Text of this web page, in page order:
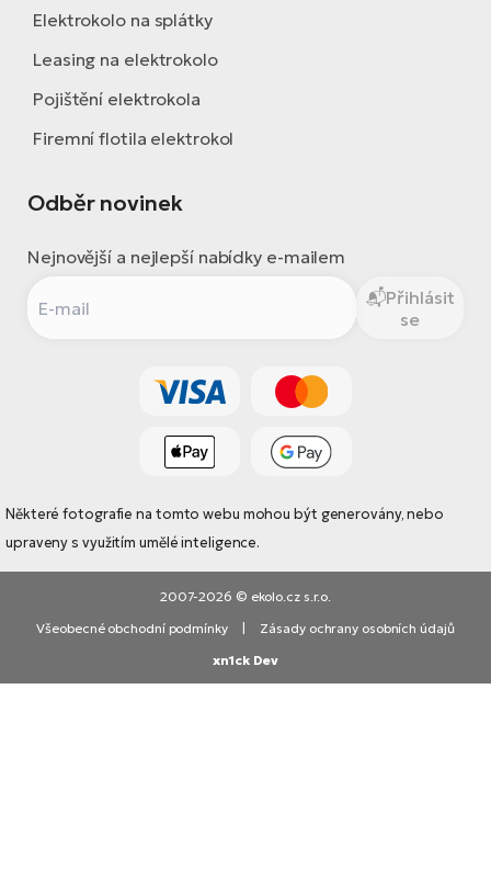
Elektrokolo na splátky
Leasing na elektrokolo
Pojištění elektrokola
Firemní flotila elektrokol
Odběr novinek
Nejnovější a nejlepší nabídky e-mailem
Přihlásit
se
Některé fotografie na tomto webu mohou být generovány, nebo
upraveny s využitím umělé inteligence.
2007-2026 © ekolo.cz s.r.o.
Všeobecné obchodní podmínky
Zásady ochrany osobních údajů
xn1ck Dev